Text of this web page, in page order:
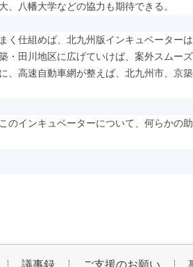
八幡大学などの協力も期待できる。
仕組めば、北九州版インキュベーター
・田川地区に広げていけば、案外スムー
、高速自動車網が整えば、北九州市、京
インキュベーターについて、何らかの
議事録 ご支援のお願い